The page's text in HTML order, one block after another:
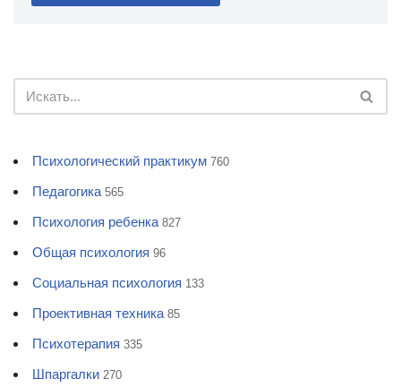
Психологический практикум 760
Педагогика 565
Психология ребенка 827
Общая психология 96
Социальная психология 133
Проективная техника 85
Психотерапия 335
Шпаргалки 270